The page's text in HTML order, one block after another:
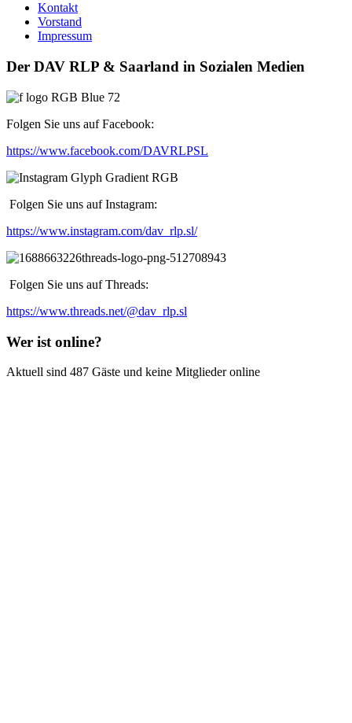
Kontakt
Vorstand
Impressum
Der DAV RLP & Saarland in Sozialen Medien
Folgen Sie uns auf Facebook:
https://www.facebook.com/DAVRLPSL
Folgen Sie uns auf Instagram:
https://www.instagram.com/dav_rlp.sl/
Folgen Sie uns auf Threads:
https://www.threads.net/@dav_rlp.sl
Wer ist online?
Aktuell sind 487 Gäste und keine Mitglieder online